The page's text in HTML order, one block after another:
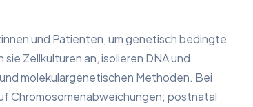
und Patienten, um genetisch bedingte
Zellkulturen an, isolieren DNA und
molekulargenetischen Methoden. Bei
Chromosomenabweichungen; postnatal